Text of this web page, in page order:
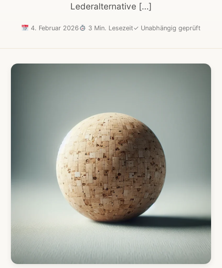
Lederalternative […]
4. Februar 2026 3 Min. Lesezeit✓ Unabhängig geprüft